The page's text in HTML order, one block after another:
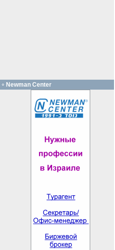
Newman Center